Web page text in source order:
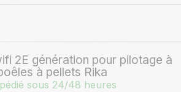
2E génération pour pilotage à
à pellets Rika
sous 24/48 heures